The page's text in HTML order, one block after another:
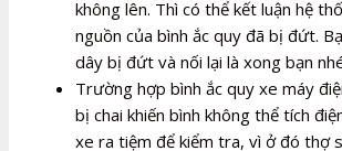
không lên. Thì có thể kết luận hệ
nguồn của bình ắc quy đã bị đứt.
dây bị đứt và nối lại là xong bạn
Trường hợp bình ắc quy xe máy
bị chai khiến bình không thể tích
xe ra tiệm để kiểm tra, vì ở đó thợ